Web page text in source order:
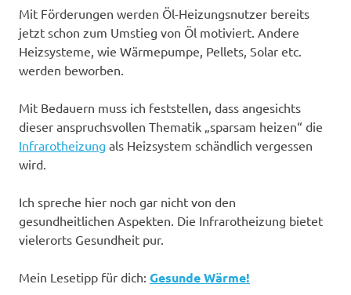
Mit Förderungen werden Öl-Heizungsnutzer bereits
jetzt schon zum Umstieg von Öl motiviert. Andere
Heizsysteme, wie Wärmepumpe, Pellets, Solar etc.
werden beworben.
Mit Bedauern muss ich feststellen, dass angesichts
dieser anspruchsvollen Thematik „sparsam heizen“ die
Infrarotheizung als Heizsystem schändlich vergessen
wird.
Ich spreche hier noch gar nicht von den
gesundheitlichen Aspekten. Die Infrarotheizung bietet
vielerorts Gesundheit pur.
Mein Lesetipp für dich: Gesunde Wärme!